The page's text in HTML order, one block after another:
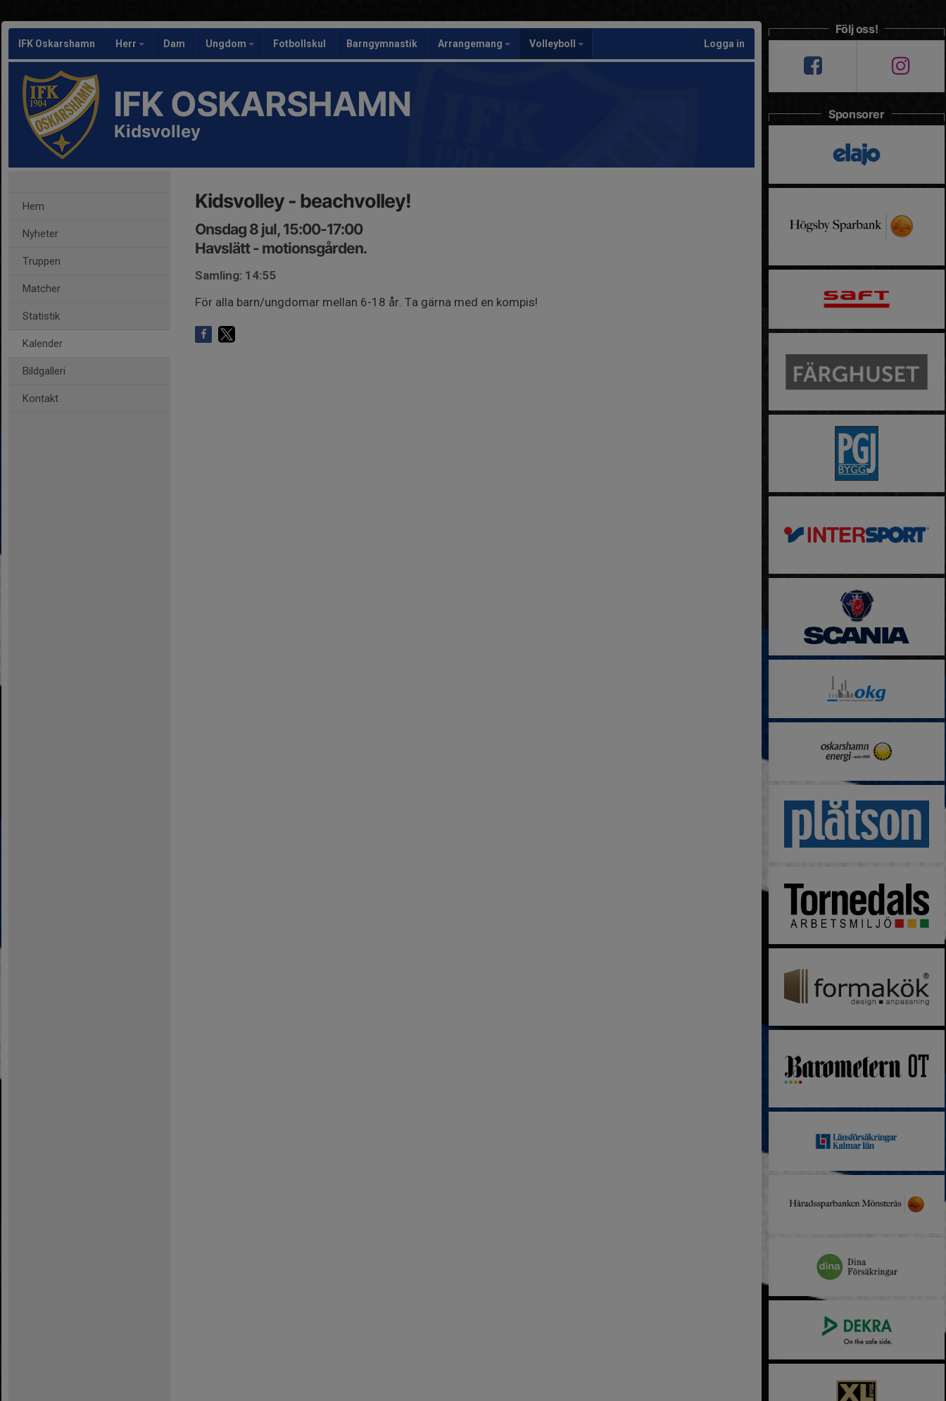
IFK Oskarshamn Herr Dam Ungdom Fotbollskul Barngymnastik Arrangemang Volleyboll Logga in
IFK OSKARSHAMN
Kidsvolley
Hem
Nyheter
Truppen
Matcher
Statistik
Kalender
Bildgalleri
Kontakt
Kidsvolley - beachvolley!
Onsdag 8 jul, 15:00-17:00
Havslätt - motionsgården.
Samling: 14:55
För alla barn/ungdomar mellan 6-18 år. Ta gärna med en kompis!
Följ oss!
Sponsorer